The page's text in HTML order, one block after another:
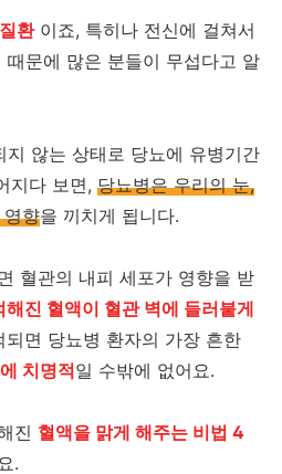
환이죠, 특히나 전신에 걸쳐서
문에 많은 분들이 무섭다고 알
않는 상태로 당뇨에 유병기간
지다 보면, 당뇨병은 우리의 눈,
향을 끼치게 됩니다.
혈관의 내피 세포가 영향을 받
해진 혈액이 혈관 벽에 들러붙게
면 당뇨병 환자의 가장 흔한
치명적일 수밖에 없어요.
진 혈액을 맑게 해주는 비법 4
.